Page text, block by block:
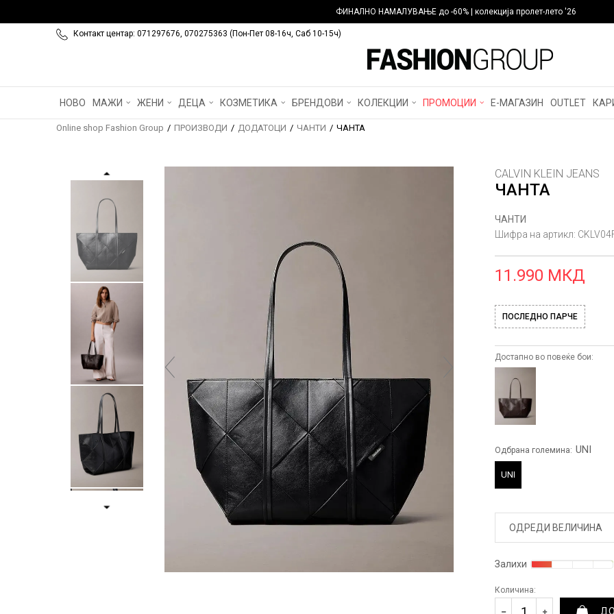
ФИНАЛНО НАМАЛУВАЊЕ до -60% | колекција пролет-лето '26
Контакт центар: 071297676, 070275363 (Пон-Пет 08-16ч, Саб 10-15ч)
НОВО МАЖИ ЖЕНИ ДЕЦА КОЗМЕТИКА БРЕНДОВИ КОЛЕКЦИИ ПРОМОЦИИ Е-МАГАЗИН OUTLET
Online shop Fashion Group ПРОИЗВОДИ ДОДАТОЦИ ЧАНТИ ЧАНТА
CALVIN KLEIN JEANS
ЧАНТА
ЧАНТИ
Шифра на артикл:
11.990 МКД
ПОСЛЕДНО ПАРЧЕ
Достапно во повеќе бои:
Одбрана големина: UNI
UNI
ОДРЕДИ ВЕЛИЧИНА
Залихи
Количина: